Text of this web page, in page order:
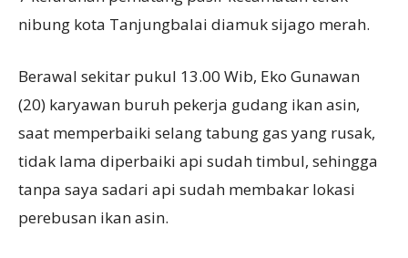
nibung kota Tanjungbalai diamuk sijago merah.
Berawal sekitar pukul 13.00 Wib, Eko Gunawan
(20) karyawan buruh pekerja gudang ikan asin,
saat memperbaiki selang tabung gas yang rusak,
tidak lama diperbaiki api sudah timbul, sehingga
tanpa saya sadari api sudah membakar lokasi
perebusan ikan asin.